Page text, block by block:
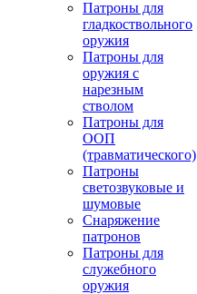
Патроны для
гладкоствольного
оружия
Патроны для
оружия с
нарезным
стволом
Патроны для
ООП
(травматического)
Патроны
светозвуковые и
шумовые
Снаряжение
патронов
Патроны для
служебного
оружия